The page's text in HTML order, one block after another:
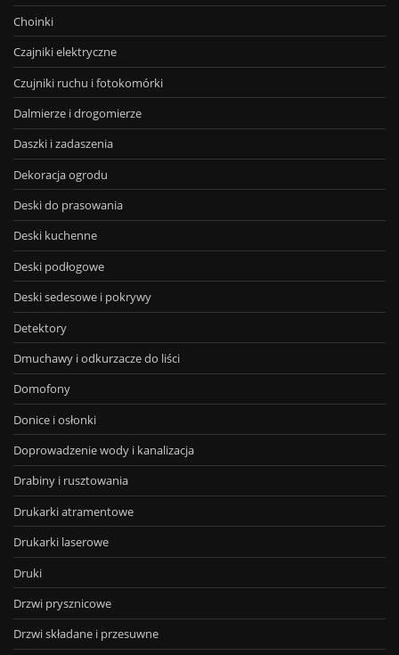
Choinki
Czajniki elektryczne
Czujniki ruchu i fotokomórki
Dalmierze i drogomierze
Daszki i zadaszenia
Dekoracja ogrodu
Deski do prasowania
Deski kuchenne
Deski podłogowe
Deski sedesowe i pokrywy
Detektory
Dmuchawy i odkurzacze do liści
Domofony
Donice i osłonki
Doprowadzenie wody i kanalizacja
Drabiny i rusztowania
Drukarki atramentowe
Drukarki laserowe
Druki
Drzwi prysznicowe
Drzwi składane i przesuwne